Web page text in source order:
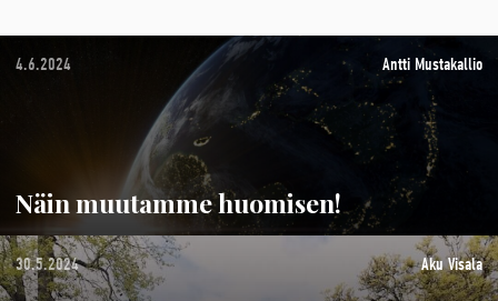
4.6.2024 Antti Mustakallio
Näin muutamme huomisen!
30.5.2024 Aku Visala